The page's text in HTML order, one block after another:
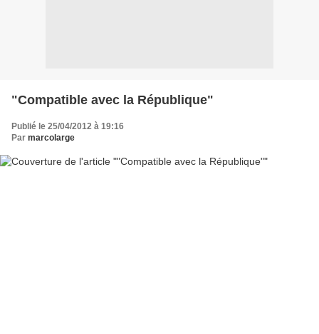
"Compatible avec la République"
Publié le 25/04/2012 à 19:16
Par marcolarge